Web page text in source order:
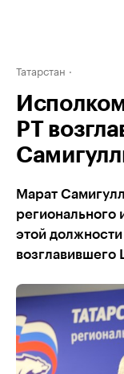
Татарстан
РТ
Марат
регионального
этой
возглавившего